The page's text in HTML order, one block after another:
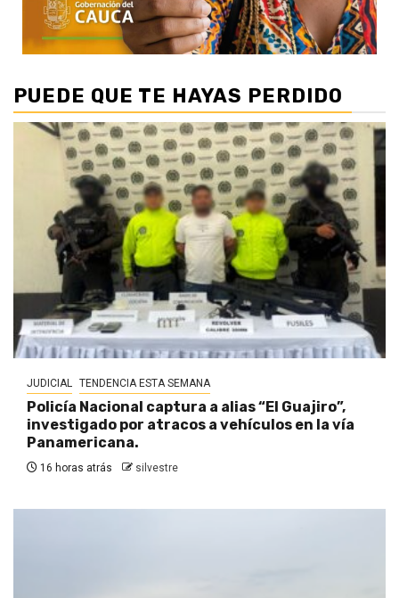
PUEDE QUE TE HAYAS PERDIDO
JUDICIAL TENDENCIA ESTA SEMANA
Policía Nacional captura a alias “El Guajiro”,
investigado por atracos a vehículos en la vía
Panamericana.
16 horas atrás silvestre